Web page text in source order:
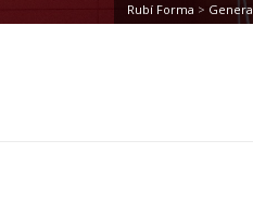
Rubí Forma >